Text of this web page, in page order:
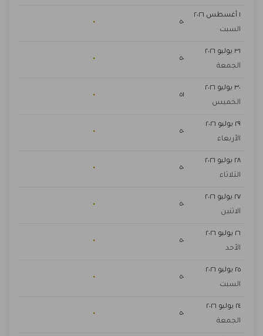
السبت
٥٠ ٠
٣١ يوليو ٢٠٢٦
الجمعة
٥٠ ٠
٣٠ يوليو ٢٠٢٦
الخميس
٥١ ٠
٢٩ يوليو ٢٠٢٦
الأربعاء
٥٠ ٠
٢٨ يوليو ٢٠٢٦
الثلاثاء
٥٠ ٠
٢٧ يوليو ٢٠٢٦
الاثنين
٥٠ ٠
٢٦ يوليو ٢٠٢٦
الأحد
٥٠ ٠
٢٥ يوليو ٢٠٢٦
السبت
٥٠ ٠
٢٤ يوليو ٢٠٢٦
الجمعة
٥٠ ٠